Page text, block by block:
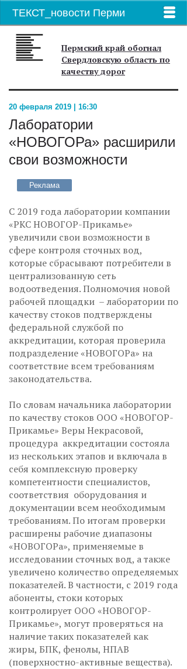
ТЕКСТ_новости Перми
Пермский край обогнал
Свердловскую область по
качеству дорог
20 февраля 2019 | 16:30
Лаборатории
«НОВОГОРа» расширили
свои возможности
Реклама
С 2019 года лаборатории компании
«РКС НОВОГОР-Прикамье»
увеличили свои возможности в
сфере контроля сточных вод,
которые сбрасывают потребители в
централизованную сеть
водоотведения. Полномочия новой
рабочей площадки – лаборатории по
качеству стоков подтверждены
федеральной службой по
аккредитации, которая проверила
подразделение «НОВОГОРа» на
соответствие всем требованиям
законодательства.
По словам начальника лаборатории
по качеству стоков ООО «НОВОГОР-
Прикамье» Веры Некрасовой,
процедура аккредитации состояла
из нескольких этапов и включала в
себя комплексную проверку
компетентности специалистов,
соответствия оборудования и
документации всем необходимым
требованиям. По итогам проверки
расширены рабочие диапазоны
«НОВОГОРа», применяемые в
исследовании сточных вод, а также
увеличено количество определяемых
показателей. В частности, с 2019 года
абоненты, стоки которых
контролирует ООО «НОВОГОР-
Прикамье», могут проверяться на
наличие таких показателей как
жиры, БПК, фенолы, НПАВ
(поверхностно-активные вещества).